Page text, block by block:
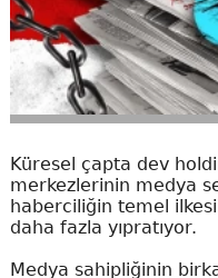
Küresel çapta dev
merkezlerinin medya
haberciliğin temel ilkesi
daha fazla yıpratıyor.
Medya sahipliğinin